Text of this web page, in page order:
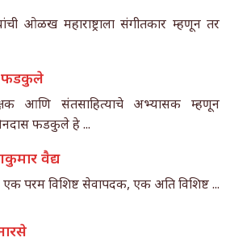
ओळख महाराष्ट्राला संगीतकार म्हणून तर
फडकुले
आणि संतसाहित्याचे अभ्यासक म्हणून
फडकुले हे ...
वैद्य
एक परम विशिष्ट सेवापदक, एक अति विशिष्ट ...